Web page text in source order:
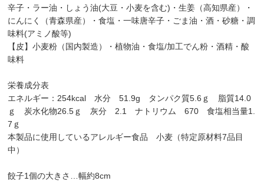
辛子・ラー油・しょう油(大豆・小麦を含む)・生姜（高知県産）・
にんにく（青森県産）・食塩・一味唐辛子・ごま油・酒・砂糖・調
味料(アミノ酸等)
【皮】小麦粉（国内製造）・植物油・食塩/加工でん粉・酒精・酸
味料
栄養成分表
エネルギー：254kcal 水分 51.9g タンパク質5.6ｇ 脂質14.0
ｇ 炭水化物26.5ｇ 灰分 2.1 ナトリウム 670 食塩相当量1.
7ｇ
本製品に使用しているアレルギー食品 小麦（特定原材料7品目
中）
餃子1個の大きさ…幅約8cm